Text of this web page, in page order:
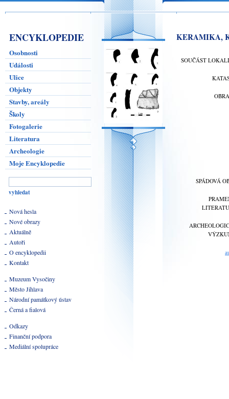
ENCYKLOPEDIE
Osobnosti
Události
Ulice
Objekty
Stavby, areály
Školy
Fotogalerie
Literatura
Archeologie
Moje Encyklopedie
Nová hesla
Nové obrazy
Aktuálně
Autoři
O encyklopedii
Kontakt
Muzeum Vysočiny
Město Jihlava
Národní památkový ústav
Černá a fialová
Odkazy
Finanční podpora
Mediální spolupráce
KERAMIKA,
SOUČÁST
SPÁDOVÁ